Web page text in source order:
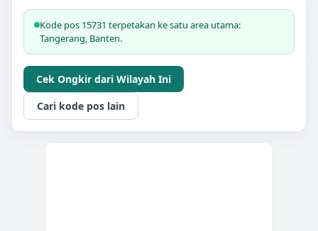
Kode pos 15731 terpetakan ke satu area utama:
Tangerang, Banten.
Cek Ongkir dari Wilayah Ini
Cari kode pos lain